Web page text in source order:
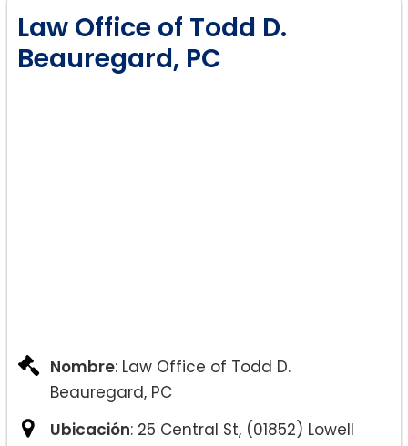
Law Office of Todd D.
Beauregard, PC
Nombre: Law Office of Todd D.
Beauregard, PC
Ubicación: 25 Central St, (01852) Lowell